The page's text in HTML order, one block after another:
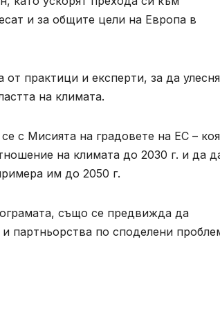
и за общите цели на Европа в
практици и експерти, за да
на климата.
с Мисията на градовете на ЕС –
на климата до 2030 г. и да
им до 2050 г.
също се предвижда да
партньорства по споделени